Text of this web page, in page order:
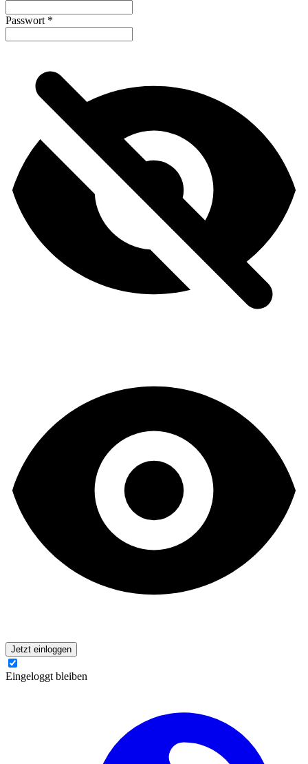
Passwort *
Jetzt einloggen
Eingeloggt bleiben